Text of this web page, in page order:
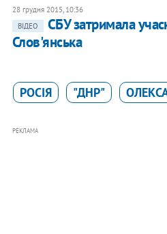
28 грудня 2015, 10:36
ВІДЕО
СБУ затримала
Слов'янська
РОСІЯ "ДНР"
РЕКЛАМА